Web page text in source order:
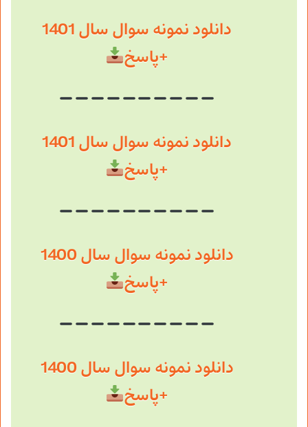
دانلود نمونه سوال سال 1401
+پاسخ
دانلود نمونه سوال سال 1401
+پاسخ
دانلود نمونه سوال سال 1400
+پاسخ
دانلود نمونه سوال سال 1400
+پاسخ